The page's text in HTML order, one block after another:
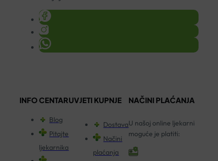
INFO CENTAR
Blog
Pitajte
ljekarnika
UVJETI KUPNJE
Dostava
Načini
plaćanja
NAČINI PLAĆANJA
U našoj online ljekarni
moguće je platiti: